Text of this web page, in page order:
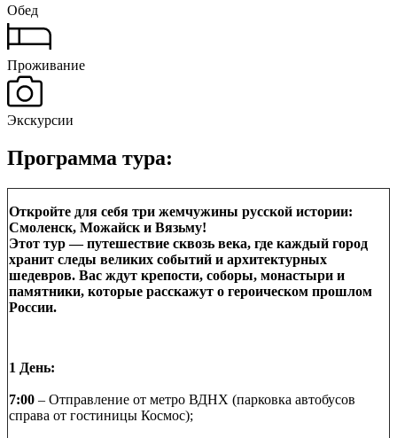
Обед
Проживание
Экскурсии
Программа тура:
Откройте для себя три жемчужины русской истории:
Смоленск, Можайск и Вязьму!
Этот тур — путешествие сквозь века, где каждый город
хранит следы великих событий и архитектурных
шедевров. Вас ждут крепости, соборы, монастыри и
памятники, которые расскажут о героическом прошлом
России.
1 День:
7:00 – Отправление от метро ВДНХ (парковка автобусов
справа от гостиницы Космос);